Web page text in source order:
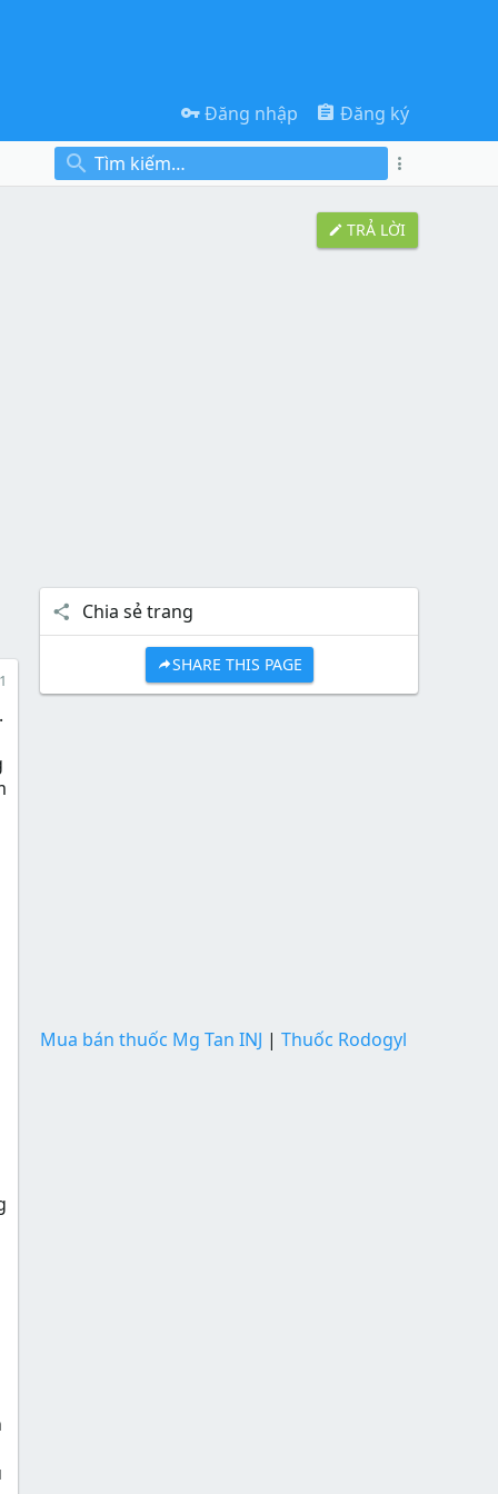
Đăng nhập Đăng ký
TRẢ LỜI
Chia sẻ trang
SHARE THIS PAGE
Mua bán thuốc Mg Tan INJ | Thuốc Rodogyl